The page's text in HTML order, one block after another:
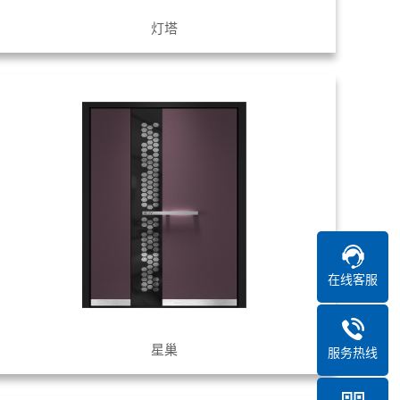
灯塔
星巢
在线客服
服务热线